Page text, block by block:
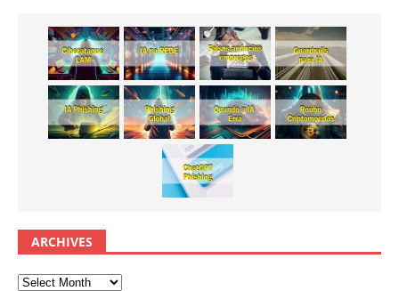
ARCHIVES